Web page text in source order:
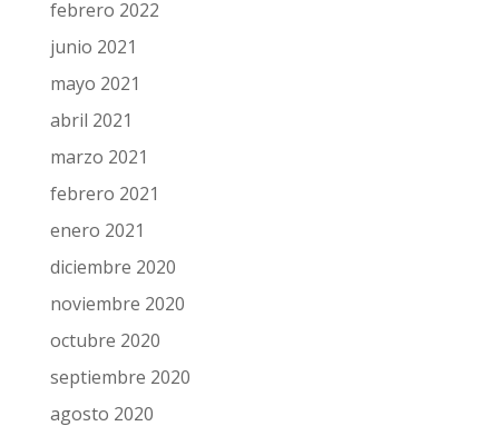
febrero 2022
junio 2021
mayo 2021
abril 2021
marzo 2021
febrero 2021
enero 2021
diciembre 2020
noviembre 2020
octubre 2020
septiembre 2020
agosto 2020